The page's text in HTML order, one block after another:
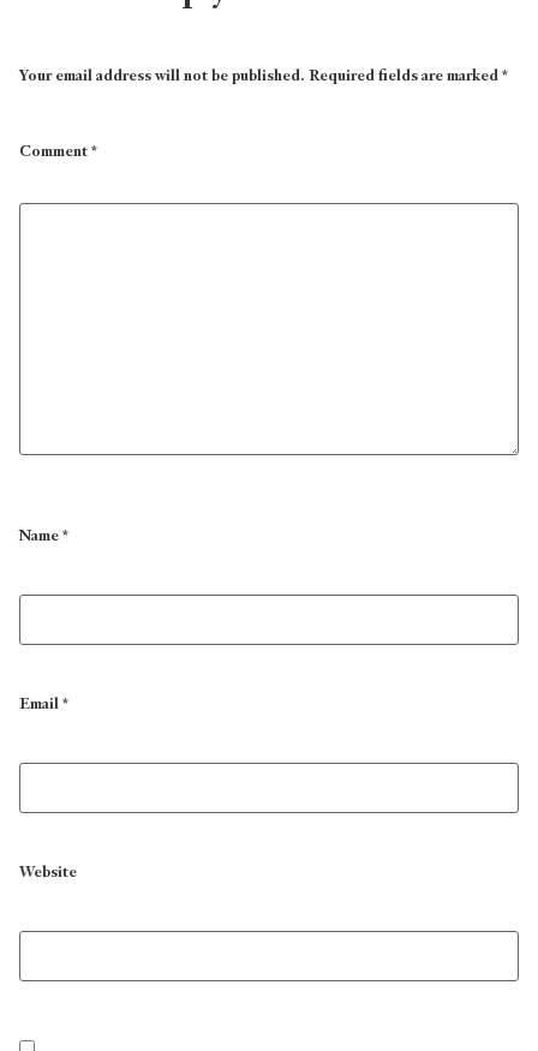
Your email address will not be published.Required fields are marked*
Comment*
Name*
Email*
Website